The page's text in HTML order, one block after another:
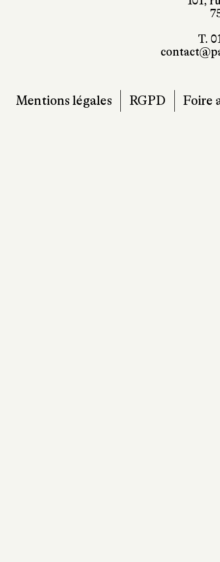
T.
Mentions légales RGPD Foire